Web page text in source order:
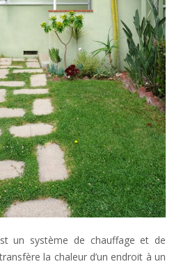
un système de chauffage et de
la chaleur d’un endroit à un